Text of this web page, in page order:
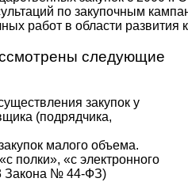
по закупочным
работ в области
следующие
закупок у
(подрядчика,
малого объема.
полки», «с электронного
Закона № 44-ФЗ)